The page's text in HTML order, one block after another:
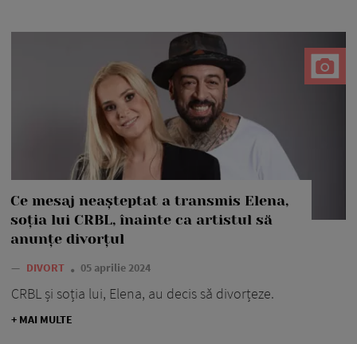
Ce mesaj neașteptat a transmis Elena,
soția lui CRBL, înainte ca artistul să
anunțe divorțul
— DIVORT 05 aprilie 2024
CRBL și soția lui, Elena, au decis să divorțeze.
+ MAI MULTE